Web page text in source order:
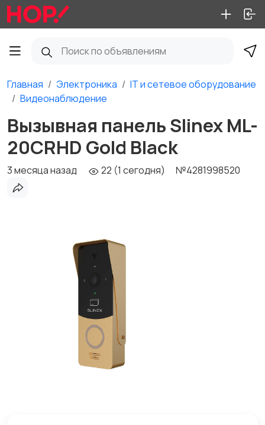
Главная Электроника
IT и сетевое оборудование
Видеонаблюдение
Вызывная панель Slinex ML-
20CRHD Gold Black
3 месяца назад 22 (1 сегодня) №4281998520